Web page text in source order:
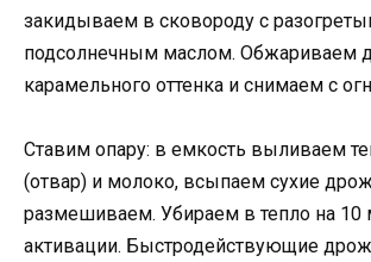
закидываем в сковороду с
подсолнечным маслом. Обжариваем
карамельного оттенка и снимаем с
Ставим опару: в емкость выливаем
(отвар) и молоко, всыпаем сухие
размешиваем. Убираем в тепло на 10
активации. Быстродействующие